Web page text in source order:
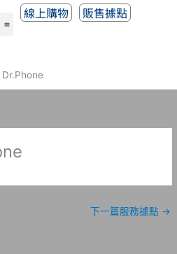
線上購物 販售據點
下一篇服務據點 →